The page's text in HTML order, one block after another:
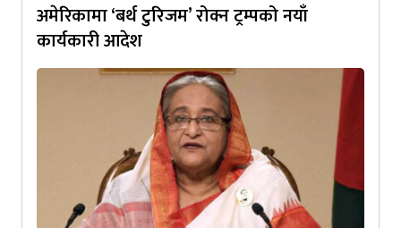
अमेरिकामा ‘बर्थ टुरिजम’ रोक्न ट्रम्पको नयाँ
कार्यकारी आदेश